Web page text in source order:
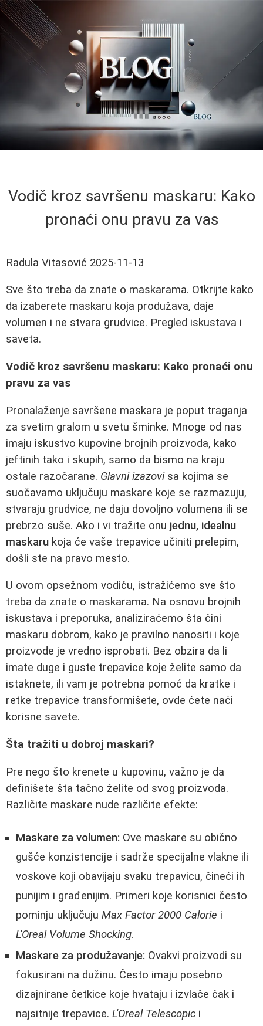
Vodič kroz savršenu maskaru: Kako
pronaći onu pravu za vas
Radula Vitasović 2025-11-13
Sve što treba da znate o maskarama. Otkrijte kako
da izaberete maskaru koja produžava, daje
volumen i ne stvara grudvice. Pregled iskustava i
saveta.
Vodič kroz savršenu maskaru: Kako pronaći onu
pravu za vas
Pronalaženje savršene maskara je poput traganja
za svetim gralom u svetu šminke. Mnoge od nas
imaju iskustvo kupovine brojnih proizvoda, kako
jeftinih tako i skupih, samo da bismo na kraju
ostale razočarane. Glavni izazovisa kojima se
suočavamo uključuju maskare koje se razmazuju,
stvaraju grudvice, ne daju dovoljno volumena ili se
prebrzo suše. Ako i vi tražite onu jednu, idealnu
maskaru koja će vaše trepavice učiniti prelepim,
došli ste na pravo mesto.
U ovom opsežnom vodiču, istražićemo sve što
treba da znate o maskarama. Na osnovu brojnih
iskustava i preporuka, analiziraćemo šta čini
maskaru dobrom, kako je pravilno nanositi i koje
proizvode je vredno isprobati. Bez obzira da li
imate duge i guste trepavice koje želite samo da
istaknete, ili vam je potrebna pomoć da kratke i
retke trepavice transformišete, ovde ćete naći
korisne savete.
Šta tražiti u dobroj maskari?
Pre nego što krenete u kupovinu, važno je da
definišete šta tačno želite od svog proizvoda.
Različite maskare nude različite efekte:
Maskare za volumen: Ove maskare su obično
gušće konzistencije i sadrže specijalne vlakne ili
voskove koji obavijaju svaku trepavicu, čineći ih
punijim i građenijim. Primeri koje korisnici često
pominju uključuju Max Factor 2000 Calorie i
L'Oreal Volume Shocking.
Maskare za produžavanje: Ovakvi proizvodi su
fokusirani na dužinu. Često imaju posebno
dizajnirane četkice koje hvataju i izvlače čak i
najsitnije trepavice. L'Oreal Telescopic i